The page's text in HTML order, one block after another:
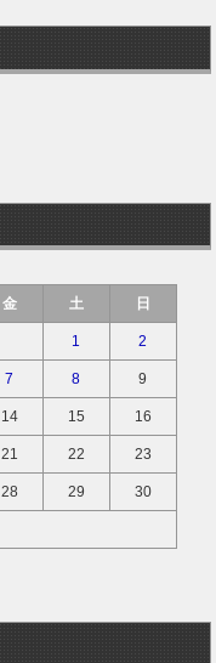
金 土 日
1 2
7 8 9
14 15 16
21 22 23
28 29 30